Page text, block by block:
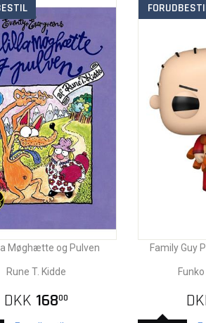
Møghætte og Pulven
Rune T. Kidde
DKK 16800
Family Guy